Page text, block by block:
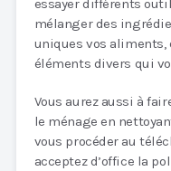
essayer différents
mélanger des
uniques vos aliments,
éléments divers qui
Vous aurez aussi à
le ménage en
vous procéder au
acceptez d’office la